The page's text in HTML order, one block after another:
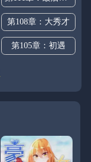
第108章：大秀才
第105章：初遇